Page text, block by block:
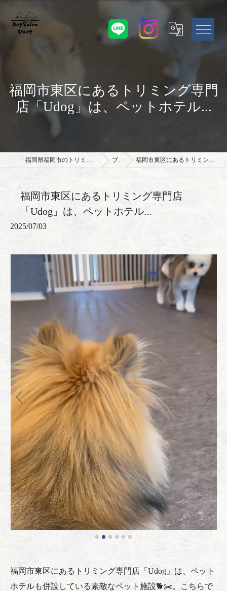
福岡市東区にあるトリミング専門
店「Udog」は、ペットホテル...
福岡県福岡市のトリミングサロンならドッグサロン Udog ブログ 福岡市東区にあるトリミング専門店「Udog」は、ペットホテル...
福岡市東区にあるトリミング専門店
「Udog」は、ペットホテル...
2025/07/03
福岡市東区にあるトリミング専門店「Udog」は、ペット
ホテルも併設している素敵なペット施設🐕✂️。こちらで